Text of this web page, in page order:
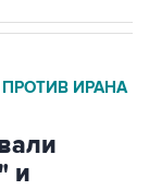
ИРАНА
и